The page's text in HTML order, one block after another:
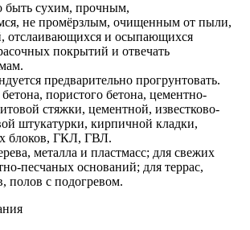
быть сухим, прочным,
не промёрзлым, очищенным от пыли,
отслаивающихся и осыпающихся
покрытий и отвечать
предварительно прогрунтовать.
бетона, пористого бетона, цементно-
стяжки, цементной, известково-
штукатурки, кирпичной кладки,
блоков, ГКЛ, ГВЛ.
металла и пластмасс; для свежих
песчаных оснований; для террас,
полов с подогревом.